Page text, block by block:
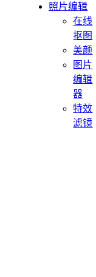
照片编辑
在线
抠图
美颜
图片
编辑
器
特效
滤镜